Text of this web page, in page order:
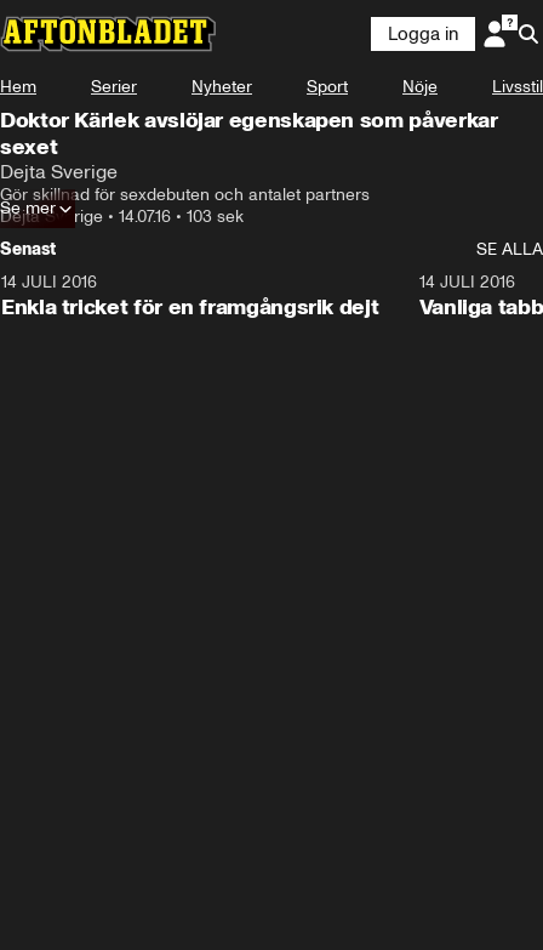
Logga in
Hem Serier Nyheter Sport Nöje Livsstil
Doktor Kärlek avslöjar egenskapen som påverkar
sexet
Dejta Sverige
Gör skillnad för sexdebuten och antalet partners
Dejta Sverige • 14.07.16 • 103 sek
Se mer
Senast
SE ALLA
14 JULI 2016
Enkla tricket för en framgångsrik dejt
14 JULI 2016
Vanliga